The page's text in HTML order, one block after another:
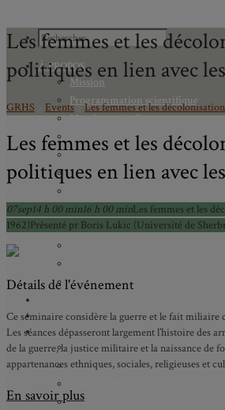
À PROPOS
Mission
Programmation scientifique
Membres réguliers
Membres étudiants
Chercheurs associés
Diplômé.e.s
Gouvernance
Partenaires
Bourses du GRHS
PROJETS EN COURS
AXES DE RECHERCHE
Axe 1 : Représentations
Axe 2 : Réputation, célébrité et
Axe 4 : Conflits, justice et
Les femmes et les
politiques en lien avec
GRHS Events>Les femmes et les
Les femmes et les
politiques en lien avec
07sep14 h 00 min16 h 00 minLes femmes et les
1962)Présenté pr Boris Lukic (Université de
Détails de l'événement
Ce séminaire considère la guerre et le fait miliaire
Les séances dépasseront largement l’histoire des
de la guerre, la justice militaire et la naissance de
appartenances ethniques, sociales, religieuses et
En savoir plus